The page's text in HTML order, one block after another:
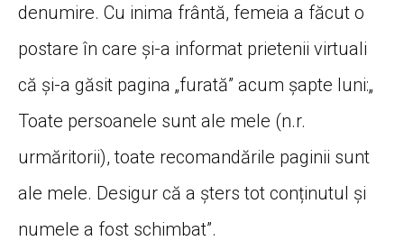
denumire. Cu inima frântă, femeia a făcut o
postare în care și-a informat prietenii virtuali
că și-a găsit pagina „furată” acum șapte luni:„
Toate persoanele sunt ale mele (n.r.
urmăritorii), toate recomandările paginii sunt
ale mele. Desigur că a șters tot conținutul și
numele a fost schimbat”.